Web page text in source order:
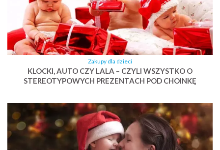
Zakupy dla dzieci
KLOCKI, AUTO CZY LALA – CZYLI WSZYSTKO O
STEREOTYPOWYCH PREZENTACH POD CHOINKĘ